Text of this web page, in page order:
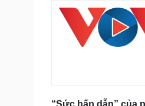
“Sức hấp dẫn” của